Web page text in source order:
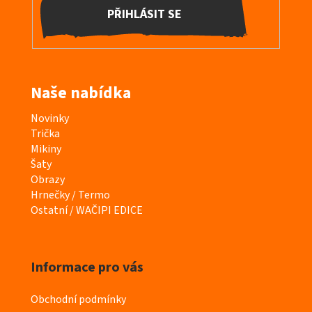
PŘIHLÁSIT SE
Naše nabídka
K
a
t
e
g
o
r
Novinky
Trička
Mikiny
Šaty
Obrazy
Hrnečky / Termo
Ostatní / WAČIPI EDICE
Informace pro vás
Obchodní podmínky